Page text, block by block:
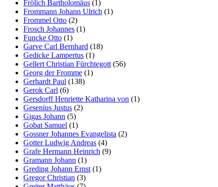
Frölich Bartholomäus (1)
Frommann Johann Ulrich (1)
Frommel Otto (2)
Frosch Johannes (1)
Funcke Otto (1)
Garve Carl Bernhard (18)
Gedicke Lampertus (1)
Gellert Christian Fürchtegott (56)
Georg der Fromme (1)
Gerhardt Paul (138)
Gerok Carl (6)
Gersdorff Henriette Katharina von (1)
Gesenius Justus (2)
Gigas Johann (5)
Gobat Samuel (1)
Gossner Johannes Evangelista (2)
Gotter Ludwig Andreas (4)
Grafe Hermann Heinrich (9)
Gramann Johann (1)
Greding Johann Ernst (1)
Gregor Christian (3)